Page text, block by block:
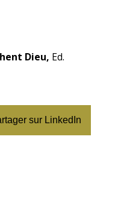
Dieu, Ed.
sur LinkedIn